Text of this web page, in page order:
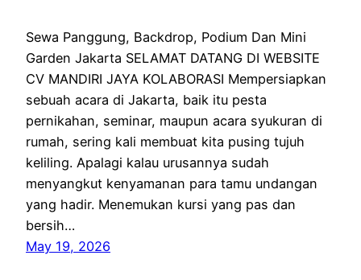
Sewa Panggung, Backdrop, Podium Dan Mini
Garden Jakarta SELAMAT DATANG DI WEBSITE
CV MANDIRI JAYA KOLABORASI Mempersiapkan
sebuah acara di Jakarta, baik itu pesta
pernikahan, seminar, maupun acara syukuran di
rumah, sering kali membuat kita pusing tujuh
keliling. Apalagi kalau urusannya sudah
menyangkut kenyamanan para tamu undangan
yang hadir. Menemukan kursi yang pas dan
bersih…
May 19, 2026